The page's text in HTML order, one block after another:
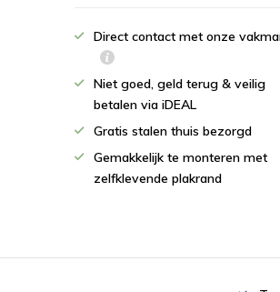
Direct contact met onze
Niet goed, geld terug & veilig
betalen via iDEAL
Gratis stalen thuis bezorgd
Gemakkelijk te monteren met
zelfklevende plakrand